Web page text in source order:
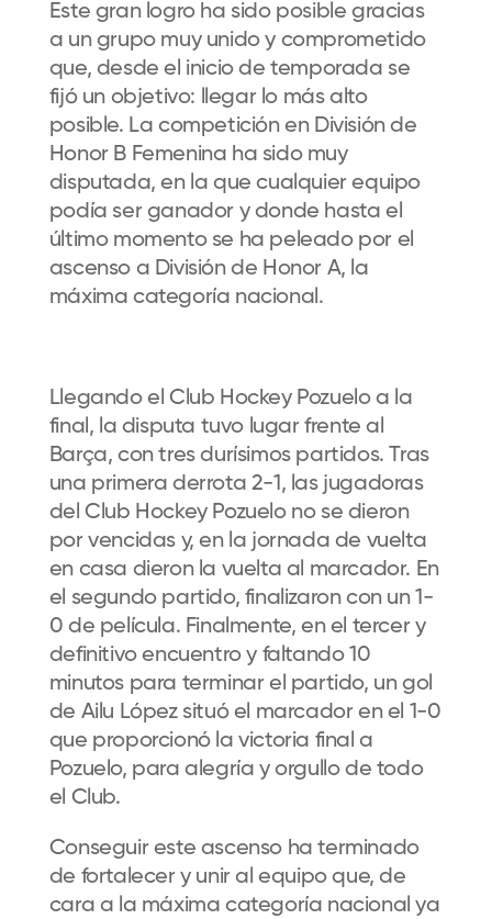
Este gran logro ha sido posible gracias
a un grupo muy unido y comprometido
que, desde el inicio de temporada se
fijó un objetivo: llegar lo más alto
posible. La competición en División de
Honor B Femenina ha sido muy
disputada, en la que cualquier equipo
podía ser ganador y donde hasta el
último momento se ha peleado por el
ascenso a División de Honor A, la
máxima categoría nacional.
Llegando el Club Hockey Pozuelo a la
final, la disputa tuvo lugar frente al
Barça, con tres durísimos partidos. Tras
una primera derrota 2-1, las jugadoras
del Club Hockey Pozuelo no se dieron
por vencidas y, en la jornada de vuelta
en casa dieron la vuelta al marcador. En
el segundo partido, finalizaron con un 1-
0 de película. Finalmente, en el tercer y
definitivo encuentro y faltando 10
minutos para terminar el partido, un gol
de Ailu López situó el marcador en el 1-0
que proporcionó la victoria final a
Pozuelo, para alegría y orgullo de todo
el Club.
Conseguir este ascenso ha terminado
de fortalecer y unir al equipo que, de
cara a la máxima categoría nacional ya